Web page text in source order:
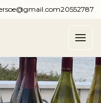
20552787